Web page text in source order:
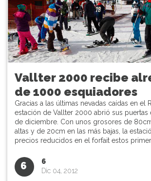
Vallter 2000 recibe
de 1000 esquiadores
Gracias a las últimas nevadas caídas en el
estación de Vallter 2000 abrió sus puertas
de diciembre. Con unos grosores de
altas y de 20cm en las más bajas, la
precios reducidos en el forfait estos
6 6
Dic 04, 2012